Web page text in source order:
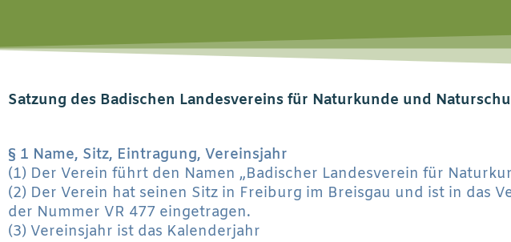
Satzung des Badischen Landesvereins für Naturkunde und
§ 1 Name, Sitz, Eintragung, Vereinsjahr
(1) Der Verein führt den Namen „Badischer Landesverein für
(2) Der Verein hat seinen Sitz in Freiburg im Breisgau und ist in das
der Nummer VR 477 eingetragen.
(3) Vereinsjahr ist das Kalenderjahr